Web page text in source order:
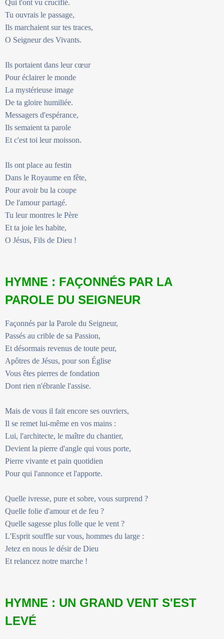
Qui t'ont vu crucifié.
Tu ouvrais le passage,
Ils marchaient sur tes traces,
O Seigneur des Vivants.
Ils portaient dans leur cœur
Pour éclairer le monde
La mystérieuse image
De ta gloire humiliée.
Messagers d'espérance,
Ils semaient ta parole
Et c'est toi leur moisson.
Ils ont place au festin
Dans le Royaume en fête,
Pour avoir bu la coupe
De l'amour partagé.
Tu leur montres le Père
Et ta joie les habite,
O Jésus, Fils de Dieu !
HYMNE : FAÇONNÉS PAR LA
PAROLE DU SEIGNEUR
Façonnés par la Parole du Seigneur,
Passés au crible de sa Passion,
Et désormais revenus de toute peur,
Apôtres de Jésus, pour son Église
Vous êtes pierres de fondation
Dont rien n'ébranle l'assise.
Mais de vous il fait encore ses ouvriers,
Il se remet lui-même en vos mains :
Lui, l'architecte, le maître du chantier,
Devient la pierre d'angle qui vous porte,
Pierre vivante et pain quotidien
Pour qui l'annonce et l'apporte.
Quelle ivresse, pure et sobre, vous surprend ?
Quelle folie d'amour et de feu ?
Quelle sagesse plus folle que le vent ?
L'Esprit souffle sur vous, hommes du large :
Jetez en nous le désir de Dieu
Et relancez notre marche !
HYMNE : UN GRAND VENT S'EST
LEVÉ